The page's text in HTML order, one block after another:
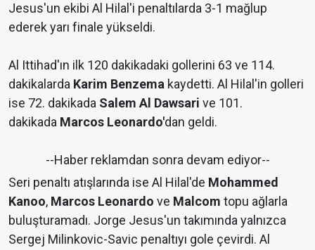
Jesus'un ekibi Al Hilal'i penaltılarda 3-1 mağlup
ederek yarı finale yükseldi.
Al Ittihad'ın ilk 120 dakikadaki gollerini 63 ve 114.
dakikalarda Karim Benzema kaydetti. Al Hilal'in golleri
ise 72. dakikada Salem Al Dawsari ve 101.
dakikada Marcos Leonardo'dan geldi.
--Haber reklamdan sonra devam ediyor--
Seri penaltı atışlarında ise Al Hilal'de Mohammed
Kanoo, Marcos Leonardo ve Malcom topu ağlarla
buluşturamadı. Jorge Jesus'un takımında yalnızca
Sergej Milinkovic-Savic penaltıyı gole çevirdi. Al